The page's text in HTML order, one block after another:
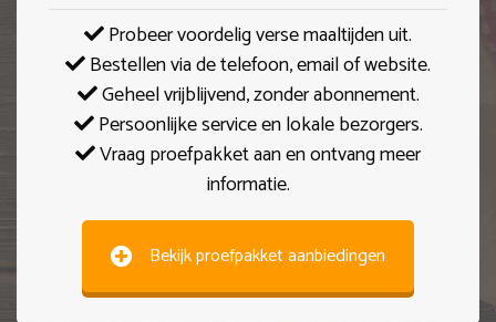
Probeer voordelig verse maaltijden uit.
Bestellen via de telefoon, email of website.
Geheel vrijblijvend, zonder abonnement.
Persoonlijke service en lokale bezorgers.
Vraag proefpakket aan en ontvang meer
informatie.
Bekijk proefpakket aanbiedingen